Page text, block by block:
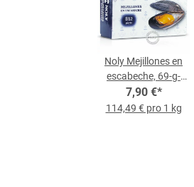
Noly Mejillones en
escabeche, 69-g-
Packung
7,90 €*
114,49 € pro 1 kg